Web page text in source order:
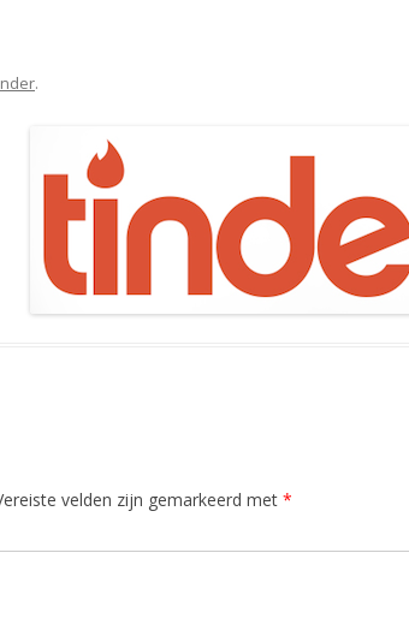
.
velden zijn gemarkeerd met *